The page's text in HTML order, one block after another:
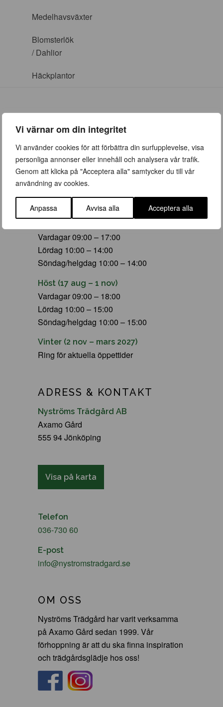
Vi värnar om din integritet
Vi använder cookies för att förbättra din surfupplevelse, visa
personliga annonser eller innehåll och analysera vår trafik.
Genom att klicka på "Acceptera alla" samtycker du till vår
användning av cookies.
Anpassa Avvisa alla Acceptera alla
Medelhavsväxter
Blomsterlök
/ Dahlior
Häckplantor
ÖPPETTIDER
Vår (23 mars – 28 juni)
Vardagar 09:00 – 19:00
Lördag 10:00 – 16:00
Söndag/helgdag 10:00 – 16:00
Vardagar 09:00 – 17:00
Lördag 10:00 – 14:00
Söndag/helgdag 10:00 – 14:00
Höst (17 aug – 1 nov)
Vardagar 09:00 – 18:00
Lördag 10:00 – 15:00
Söndag/helgdag 10:00 – 15:00
Vinter (2 nov – mars 2027)
Ring för aktuella öppettider
ADRESS & KONTAKT
Nyströms Trädgård AB
Axamo Gård
555 94 Jönköping
Visa på karta
Telefon
036-730 60
E-post
info@nystromstradgard.se
OM OSS
Nyströms Trädgård har varit verksamma
på Axamo Gård sedan 1999. Vår
förhoppning är att du ska finna inspiration
och trädgårdsglädje hos oss!